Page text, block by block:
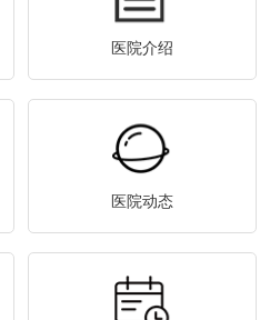
医院介绍
医院动态